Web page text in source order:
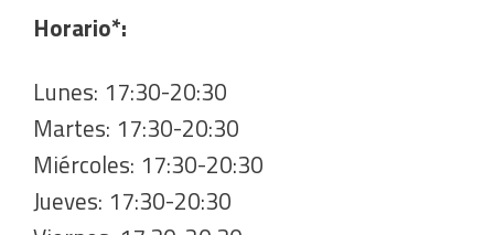
Horario*:
Lunes: 17:30-20:30
Martes: 17:30-20:30
Miércoles: 17:30-20:30
Jueves: 17:30-20:30